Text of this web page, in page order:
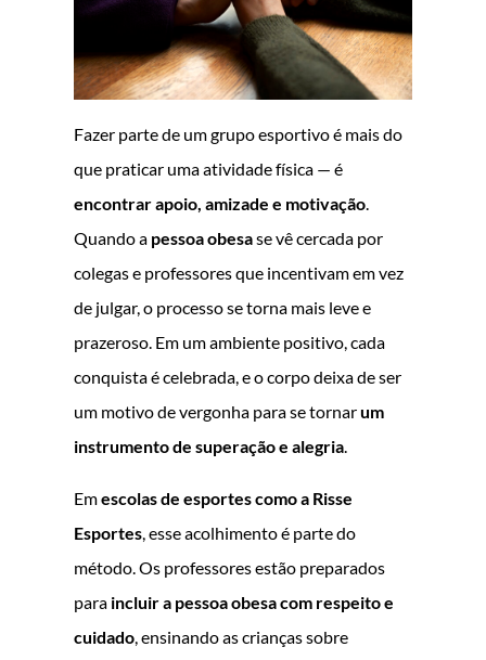
Fazer parte de um grupo esportivo é mais do
que praticar uma atividade física — é
encontrar apoio, amizade e motivação.
Quando a pessoa obesase vê cercada por
colegas e professores que incentivam em vez
de julgar, o processo se torna mais leve e
prazeroso. Em um ambiente positivo, cada
conquista é celebrada, e o corpo deixa de ser
um motivo de vergonha para se tornarum
instrumento de superação e alegria.
Emescolas de esportes como a Risse
Esportes, esse acolhimento é parte do
método. Os professores estão preparados
para incluir a pessoa obesa com respeito e
cuidado, ensinando as crianças sobre